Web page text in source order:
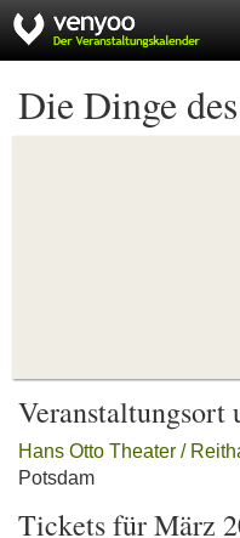
Die Dinge
Veranstaltungsort
Hans Otto Theater /
Potsdam
Tickets für März